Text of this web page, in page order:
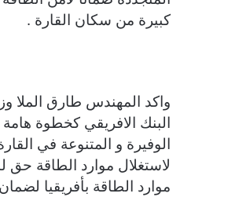
كبيرة من سكان القارة .
واكد المهندس طارق الملا
البنك الافريقي كخطوة هامة
الوفيرة و المتنوعة في
لاستغلال موارد الطاقة حق
موارد الطاقة بأفريقيا